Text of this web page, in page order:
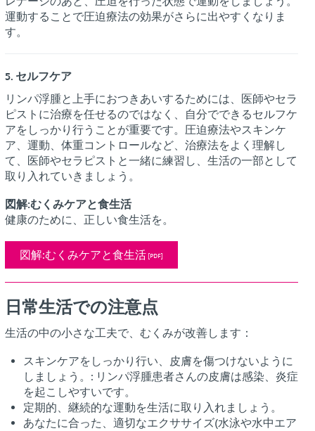
運動することで圧迫療法の効果がさらに出やすくなりま
す。
5. セルフケア
リンパ浮腫と上手におつきあいするためには、医師やセラ
ピストに治療を任せるのではなく、自分でできるセルフケ
アをしっかり行うことが重要です。圧迫療法やスキンケ
ア、運動、体重コントロールなど、治療法をよく理解し
て、医師やセラピストと一緒に練習し、生活の一部として
取り入れていきましょう。
図解:むくみケアと食生活
健康のために、正しい食生活を。
図解:むくみケアと食生活
日常生活での注意点
生活の中の小さな工夫で、むくみが改善します：
スキンケアをしっかり行い、皮膚を傷つけないように
しましょう。: リンパ浮腫患者さんの皮膚は感染、炎症
を起こしやすいです。
定期的、継続的な運動を生活に取り入れましょう。
あなたに合った、適切なエクササイズ(水泳や水中エア